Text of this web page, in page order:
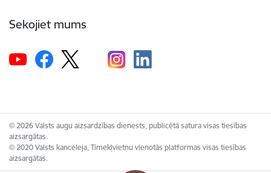
Sekojiet mums
© 2026 Valsts augu aizsardzības dienests, publicētā satura visas tiesības
aizsargātas.
© 2020 Valsts kanceleja, Tīmekļvietņu vienotās platformas visas tiesības
aizsargātas.